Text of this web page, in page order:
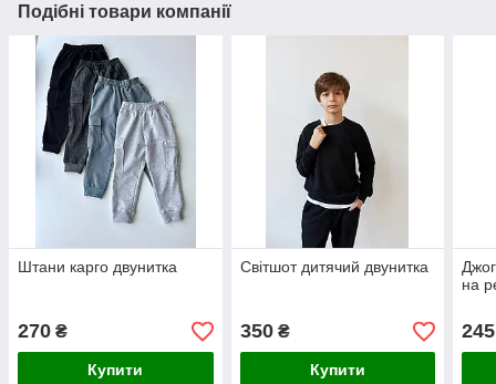
Подібні товари компанії
Штани карго двунитка
270 ₴
Купити
Світшот дитячий двунитка
350₴
Купити
на
245